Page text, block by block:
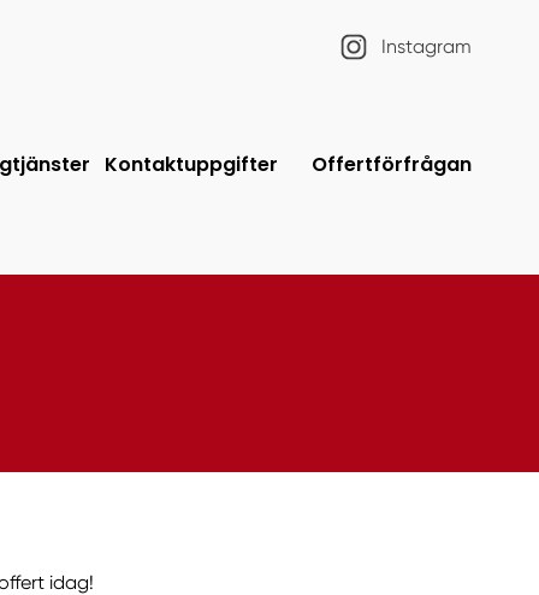
Instagram
Kontaktuppgifter Offertförfrågan
idag!